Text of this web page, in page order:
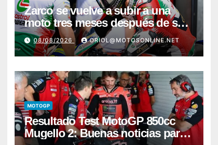
Zarco se vuelve a subir a una
moto tres meses después de su
grave lesión
08/08/2026 ORIOL@MOTOSONLINE.NET
MOTOGP
Resultado Test MotoGP 850cc
Mugello 2: Buenas noticias para